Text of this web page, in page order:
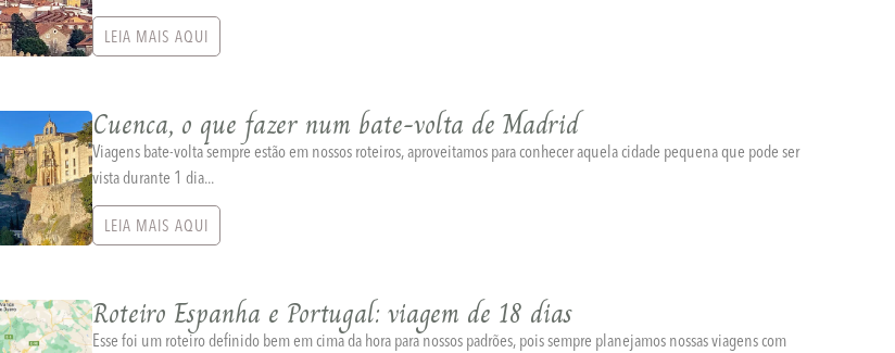
LEIA MAIS AQUI
Cuenca, o que fazer num bate-volta de Madrid
Viagens bate-volta sempre estão em nossos roteiros, aproveitamos para conhecer aquela cidade pequena que pode ser
vista durante 1 dia...
LEIA MAIS AQUI
Roteiro Espanha e Portugal: viagem de 18 dias
Esse foi um roteiro definido bem em cima da hora para nossos padrões, pois sempre planejamos nossas viagens com